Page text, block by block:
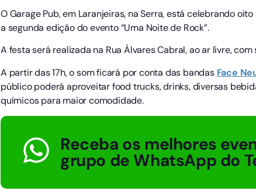
O Garage Pub, em Laranjeiras, na Serra, está celebrando
a segunda edição do evento “Uma Noite de Rock”.
A festa será realizada na Rua Álvares Cabral, ao ar livre,
A partir das 17h, o som ficará por conta das bandas Face
público poderá aproveitar food trucks, drinks, diversas
químicos para maior comodidade.
Receba os melhores
grupo de WhatsApp do